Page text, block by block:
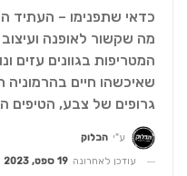
כדאי שתפנימו – העתיד
מה שקשור לאופנה
המטריפות בגוונים עזים
שאיכשהו חיים
גרופים של צבע, הטיפים
ע"י הבלוק
עודכן לאחרונה 19 ספט, 2023